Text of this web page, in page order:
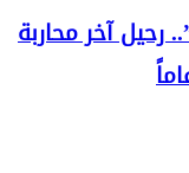
رحيل آخر محاربة